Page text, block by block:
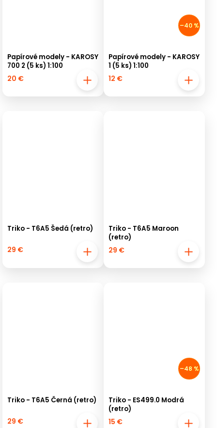
Papírové modely - KAROSY
700 2 (5 ks) 1:100
20 €
–40 %
Papírové modely - KAROSY
1 (5 ks) 1:100
12 €
Triko - T6A5 Šedá (retro)
29 €
Triko - T6A5 Maroon
(retro)
29 €
Triko - T6A5 Černá (retro)
29 €
–48 %
Triko - ES499.0 Modrá
(retro)
15 €